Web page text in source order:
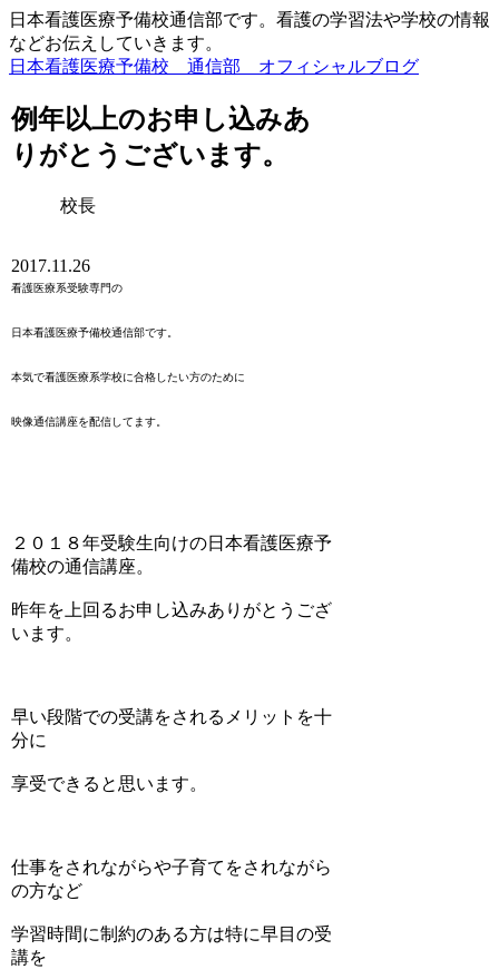
日本看護医療予備校通信部です。看護の学習法や学校の情報
などお伝えしていきます。
日本看護医療予備校 通信部 オフィシャルブログ
例年以上のお申し込みあ
りがとうございます。
校長
2017.11.26
看護医療系受験専門の
日本看護医療予備校通信部です。
本気で看護医療系学校に合格したい方のために
映像通信講座を配信してます。
２０１８年受験生向けの日本看護医療予
備校の通信講座。
昨年を上回るお申し込みありがとうござ
います。
早い段階での受講をされるメリットを十
分に
享受できると思います。
仕事をされながらや子育てをされながら
の方など
学習時間に制約のある方は特に早目の受
講を